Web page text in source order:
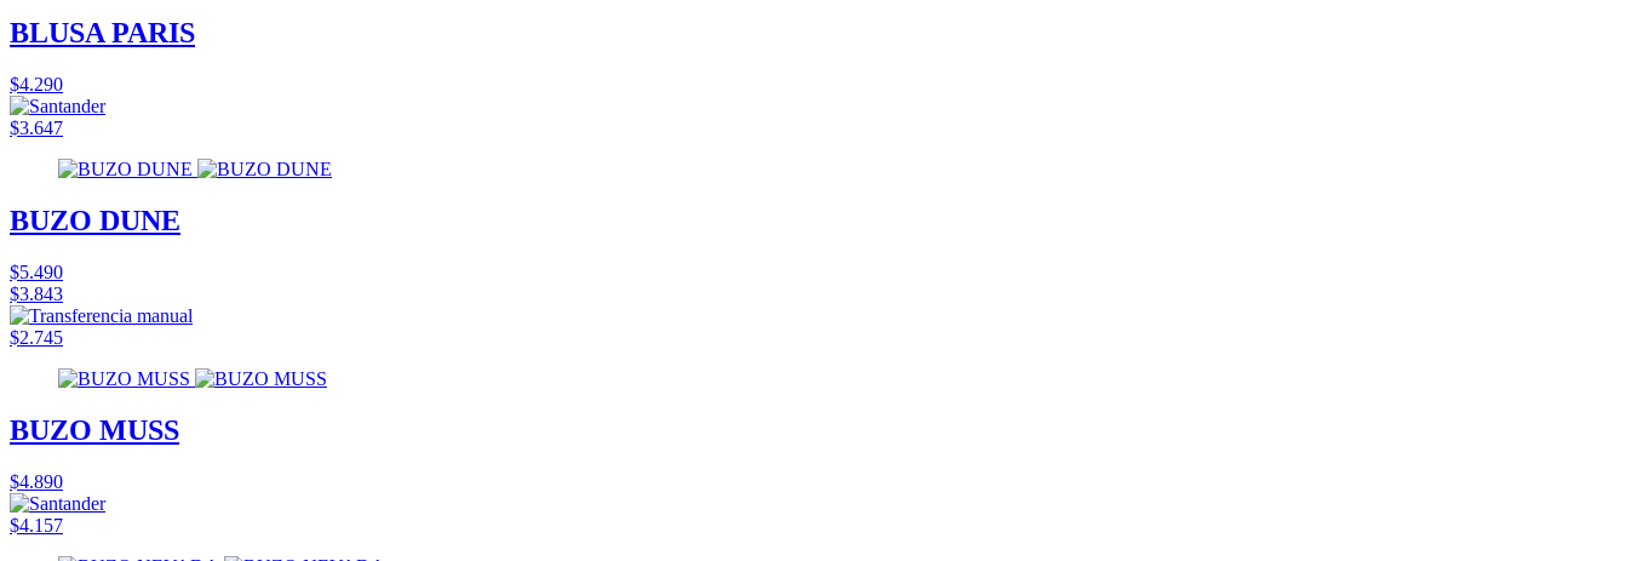
BLUSA PARIS
$4.290
$3.647
BUZO DUNE
$5.490
$3.843
$2.745
BUZO MUSS
$4.890
$4.157